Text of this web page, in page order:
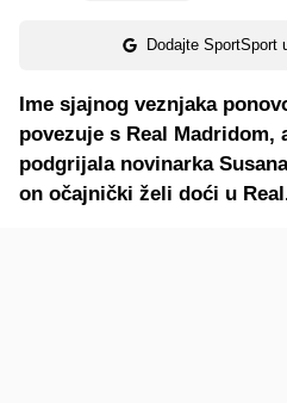
Dodajte SportSport
Ime sjajnog veznjaka
povezuje s Real Madridom,
podgrijala novinarka
on očajnički želi doći u